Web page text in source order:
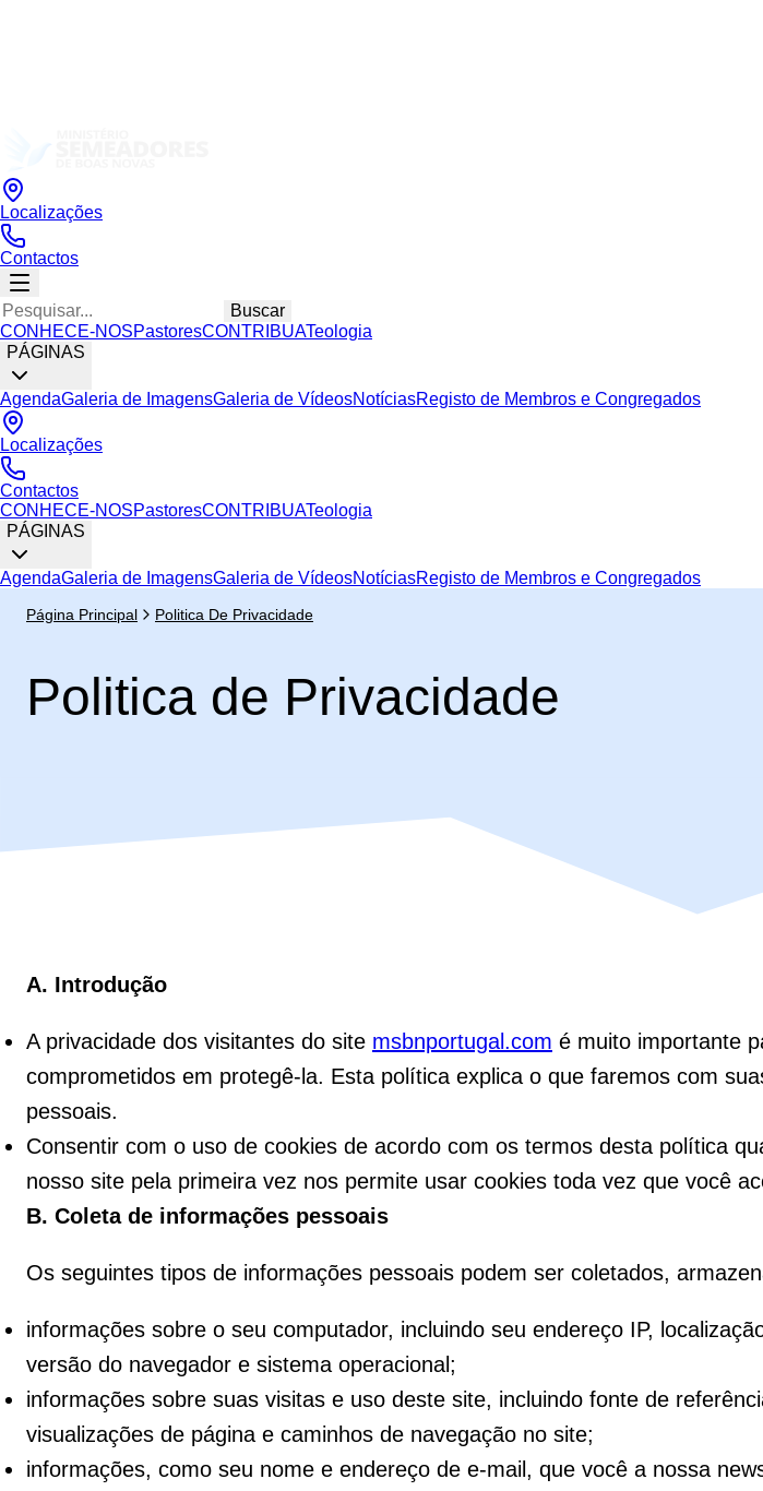
Localizações
Contactos
Buscar
CONHECE-NOSPastoresCONTRIBUATeologia
PÁGINAS
AgendaGaleria de ImagensGaleria de VídeosNotíciasRegisto de Membros e Congregados
Localizações
Contactos
CONHECE-NOSPastoresCONTRIBUATeologia
PÁGINAS
AgendaGaleria de ImagensGaleria de VídeosNotíciasRegisto de Membros e Congregados
Página Principal Politica De Privacidade
Politica de Privacidade
A. Introdução
A privacidade dos visitantes do site msbnportugal.com é muito importante
comprometidos em protegê-la. Esta política explica o que faremos com
pessoais.
Consentir com o uso de cookies de acordo com os termos desta política
nosso site pela primeira vez nos permite usar cookies toda vez que você
B. Coleta de informações pessoais
Os seguintes tipos de informações pessoais podem ser coletados,
informações sobre o seu computador, incluindo seu endereço IP,
versão do navegador e sistema operacional;
informações sobre suas visitas e uso deste site, incluindo fonte de
visualizações de página e caminhos de navegação no site;
informações, como seu nome e endereço de e-mail, que você a nossa